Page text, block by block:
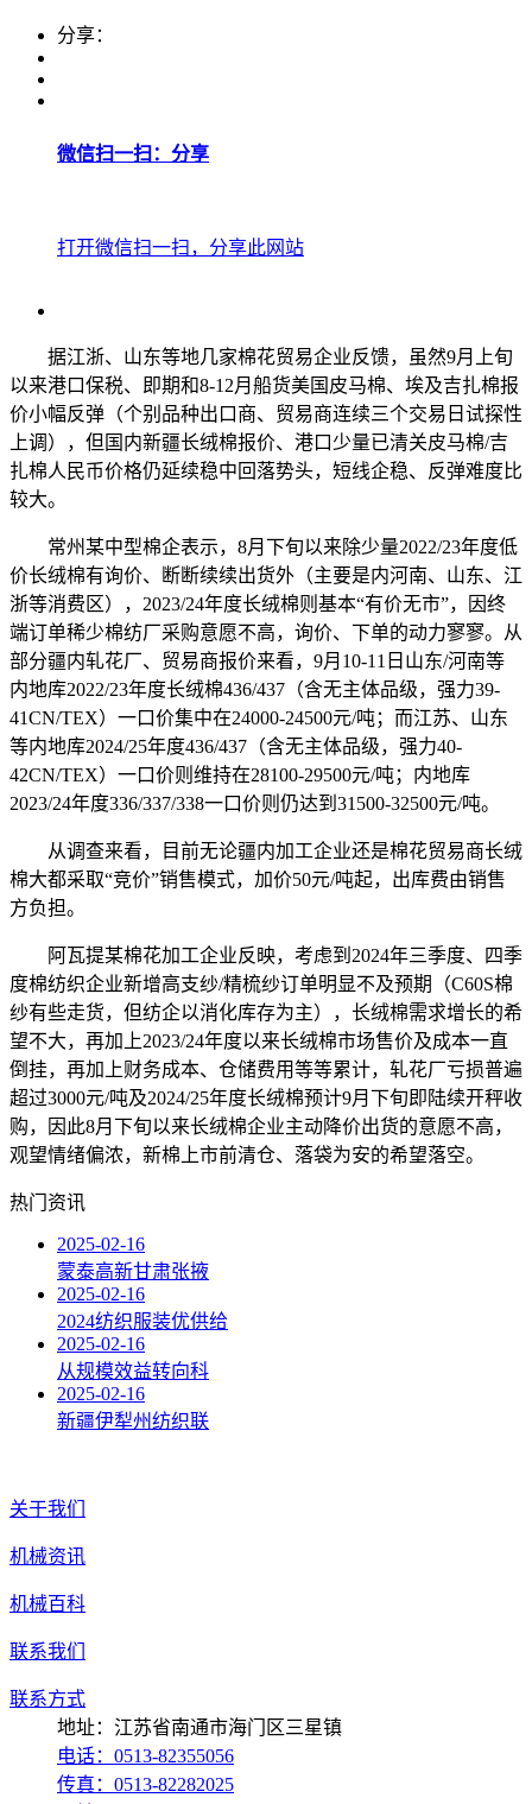
分享：
微信扫一扫：分享
打开微信扫一扫，分享此网站
据江浙、山东等地几家棉花贸易企业反馈，虽然9月上旬
以来港口保税、即期和8-12月船货美国皮马棉、埃及吉扎棉报
价小幅反弹（个别品种出口商、贸易商连续三个交易日试探性
上调），但国内新疆长绒棉报价、港口少量已清关皮马棉/吉
扎棉人民币价格仍延续稳中回落势头，短线企稳、反弹难度比
较大。
常州某中型棉企表示，8月下旬以来除少量2022/23年度低
价长绒棉有询价、断断续续出货外（主要是内河南、山东、江
浙等消费区），2023/24年度长绒棉则基本“有价无市”，因终
端订单稀少棉纺厂采购意愿不高，询价、下单的动力寥寥。从
部分疆内轧花厂、贸易商报价来看，9月10-11日山东/河南等
内地库2022/23年度长绒棉436/437（含无主体品级，强力39-
41CN/TEX）一口价集中在24000-24500元/吨；而江苏、山东
等内地库2024/25年度436/437（含无主体品级，强力40-
42CN/TEX）一口价则维持在28100-29500元/吨；内地库
2023/24年度336/337/338一口价则仍达到31500-32500元/吨。
从调查来看，目前无论疆内加工企业还是棉花贸易商长绒
棉大都采取“竞价”销售模式，加价50元/吨起，出库费由销售
方负担。
阿瓦提某棉花加工企业反映，考虑到2024年三季度、四季
度棉纺织企业新增高支纱/精梳纱订单明显不及预期（C60S棉
纱有些走货，但纺企以消化库存为主），长绒棉需求增长的希
望不大，再加上2023/24年度以来长绒棉市场售价及成本一直
倒挂，再加上财务成本、仓储费用等等累计，轧花厂亏损普遍
超过3000元/吨及2024/25年度长绒棉预计9月下旬即陆续开秤收
购，因此8月下旬以来长绒棉企业主动降价出货的意愿不高，
观望情绪偏浓，新棉上市前清仓、落袋为安的希望落空。
热门资讯
2025-02-16
蒙泰高新甘肃张掖
2025-02-16
2024纺织服装优供给
2025-02-16
从规模效益转向科
2025-02-16
新疆伊犁州纺织联
关于我们
机械资讯
机械百科
联系我们
联系方式
地址：江苏省南通市海门区三星镇
电话：0513-82355056
传真：0513-82282025